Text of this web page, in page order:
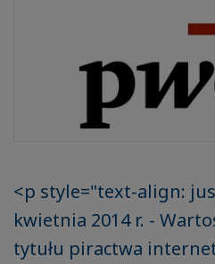
<p style="text-align:
kwietnia 2014 r. -
tytułu piractwa